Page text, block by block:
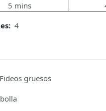
5 mins
4
Fideos gruesos